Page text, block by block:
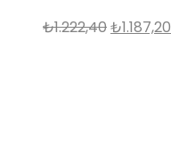
₺1.222,40Orijinal
₺1.187,20